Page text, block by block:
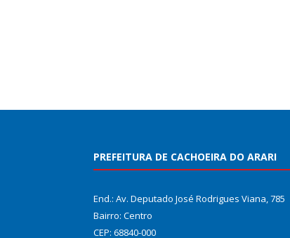
PREFEITURA DE CACHOEIRA DO ARARI
End.: Av. Deputado José Rodrigues Viana, 785
Bairro: Centro
CEP: 68840-000